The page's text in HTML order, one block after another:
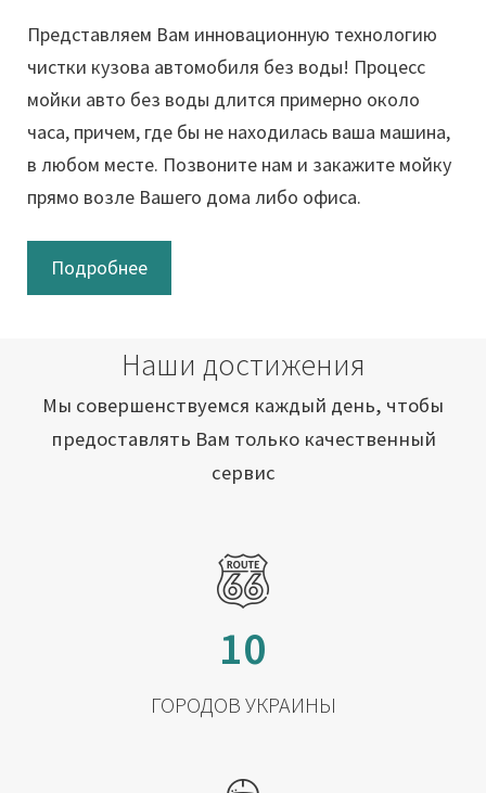
Представляем Вам инновационную технологию
чистки кузова автомобиля без воды! Процесс
мойки авто без воды длится примерно около
часа, причем, где бы не находилась ваша машина,
в любом месте. Позвоните нам и закажите мойку
прямо возле Вашего дома либо офиса.
Подробнее
Наши достижения
Мы совершенствуемся каждый день, чтобы
предоставлять Вам только качественный
сервис
10
ГОРОДОВ УКРАИНЫ